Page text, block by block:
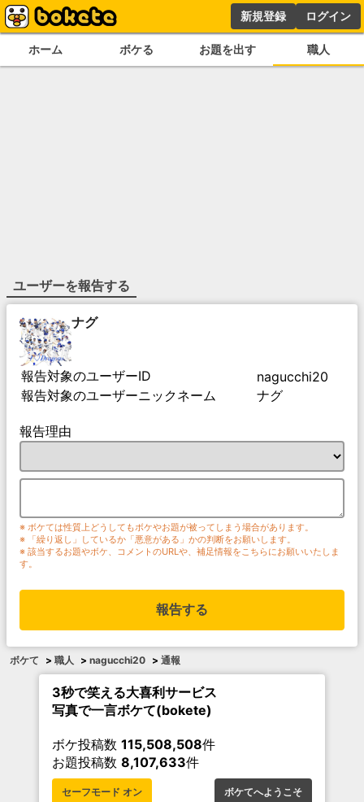
新規登録 ログイン
ホーム ボケる お題を出す 職人
ユーザーを報告する
ナグ
報告対象のユーザーID
nagucchi20
報告対象のユーザーニックネーム
ナグ
報告理由
※ ボケては性質上どうしてもボケやお題が被ってしまう場合があります。
※ 「繰り返し」しているか「悪意がある」かの判断をお願いします。
※ 該当するお題やボケ、コメントのURLや、補足情報をこちらにお願いいたしま
す。
報告する
ボケて > 職人 > nagucchi20 > 通報
3秒で笑える大喜利サービス
写真で一言ボケて(bokete)
ボケ投稿数 115,508,508件
お題投稿数 8,107,633件
セーフモード オン ボケてへようこそ